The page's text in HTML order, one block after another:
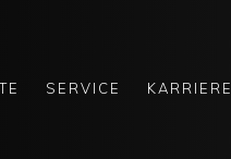
SERVICE KARRIERE